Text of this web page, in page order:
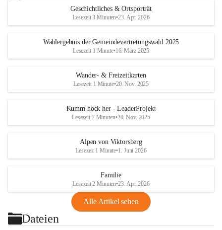
Geschichtliches & Ortsporträt
Lesezeit 3 Minuten•23. Apr. 2026
Wahlergebnis der Gemeindevertretungswahl 2025
Lesezeit 1 Minute•16. März 2025
Wander- & Freizeitkarten
Lesezeit 1 Minute•20. Nov. 2025
Kumm hock her - LeaderProjekt
Lesezeit 7 Minuten•20. Nov. 2025
Alpen von Viktorsberg
Lesezeit 1 Minute•1. Juni 2026
Familie
Lesezeit 2 Minuten•23. Apr. 2026
Alle Artikel sehen
Dateien